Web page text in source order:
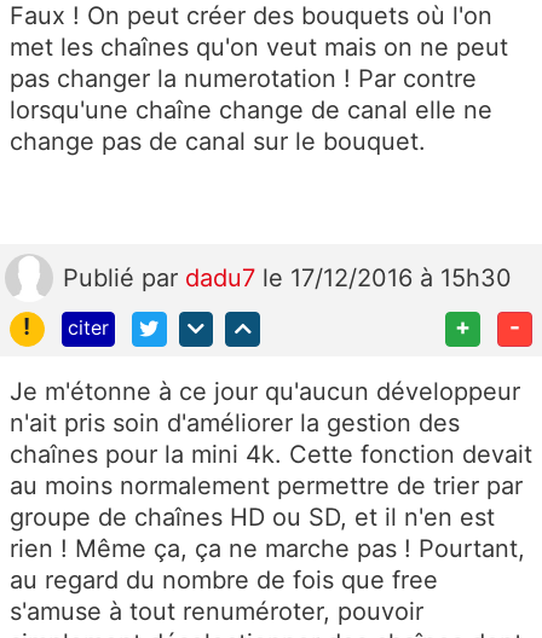
Faux ! On peut créer des bouquets où l'on
met les chaînes qu'on veut mais on ne peut
pas changer la numerotation ! Par contre
lorsqu'une chaîne change de canal elle ne
change pas de canal sur le bouquet.
Publié par dadu7 le 17/12/2016 à 15h30
!
citer + -
Je m'étonne à ce jour qu'aucun développeur
n'ait pris soin d'améliorer la gestion des
chaînes pour la mini 4k. Cette fonction devait
au moins normalement permettre de trier par
groupe de chaînes HD ou SD, et il n'en est
rien ! Même ça, ça ne marche pas ! Pourtant,
au regard du nombre de fois que free
s'amuse à tout renuméroter, pouvoir